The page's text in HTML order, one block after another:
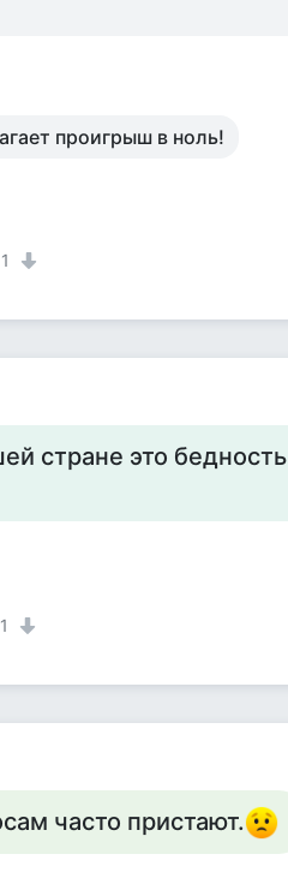
проигрыш в ноль!
1
стране это бедность
1
часто пристают.